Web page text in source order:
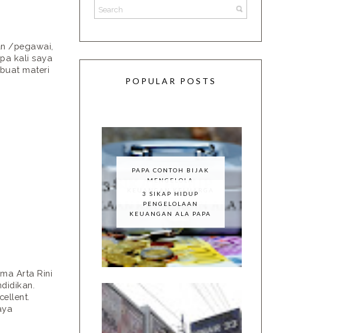
/pegawai,
kali saya
materi
Arta Rini
POPULAR POSTS
PAPA CONTOH BIJAK
MENGELOLA
KEUANGAN KELUARGA
3 SIKAP HIDUP
PENGELOLAAN
KEUANGAN ALA PAPA